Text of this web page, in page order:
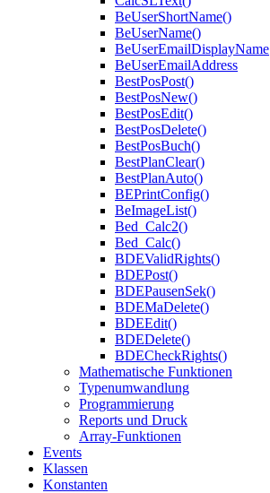
BeUserShortName()
BeUserName()
BeUserEmailDisplayName
BeUserEmailAddress
BestPosPost()
BestPosNew()
BestPosEdit()
BestPosDelete()
BestPosBuch()
BestPlanClear()
BestPlanAuto()
BEPrintConfig()
BeImageList()
Bed_Calc2()
Bed_Calc()
BDEValidRights()
BDEPost()
BDEPausenSek()
BDEMaDelete()
BDEEdit()
BDEDelete()
BDECheckRights()
Mathematische Funktionen
Typenumwandlung
Programmierung
Reports und Druck
Array-Funktionen
Events
Klassen
Konstanten